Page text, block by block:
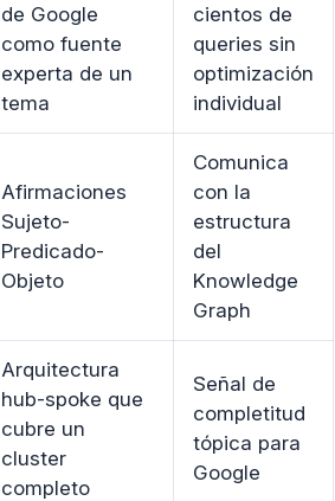
de Google
como fuente
experta de un
tema
cientos de
queries sin
optimización
individual
Afirmaciones
Sujeto-
Predicado-
Objeto
Comunica
con la
estructura
del
Knowledge
Graph
Arquitectura
hub-spoke que
cubre un
cluster
completo
Señal de
completitud
tópica para
Google